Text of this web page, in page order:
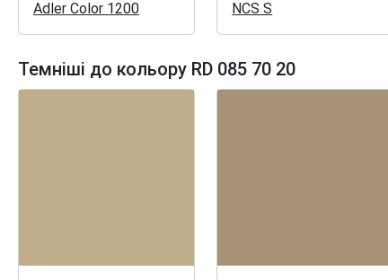
Adler Color 1200
NCS S
Темніші до кольору RD 085 70 20